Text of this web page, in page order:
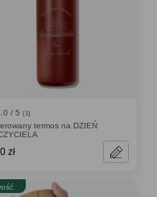
/ 5 (1)
termos na DZIEŃ
zł